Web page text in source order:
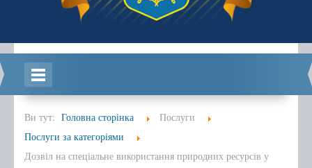
Головна
Інформація
Ви тут: Головна сторінка
Послуги
Послуги за категоріями
Дозвіл на спеціальне використання природних ресурсів у